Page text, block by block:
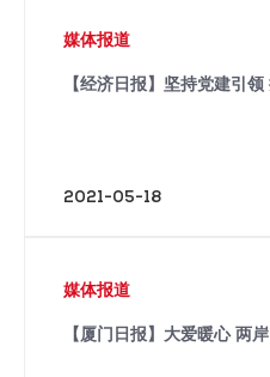
媒体报道
【经济日报】坚持党建引
2021-05-18
媒体报道
【厦门日报】大爱暖心 两